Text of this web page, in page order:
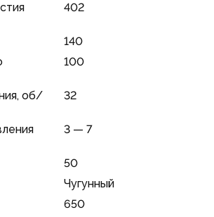
402
140
100
об/
32
3 — 7
50
Чугунный
650